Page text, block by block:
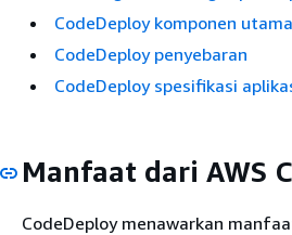
CodeDeploy komponen utama
CodeDeploy penyebaran
CodeDeploy spesifikasi
Manfaat dari AWS
CodeDeploy menawarkan